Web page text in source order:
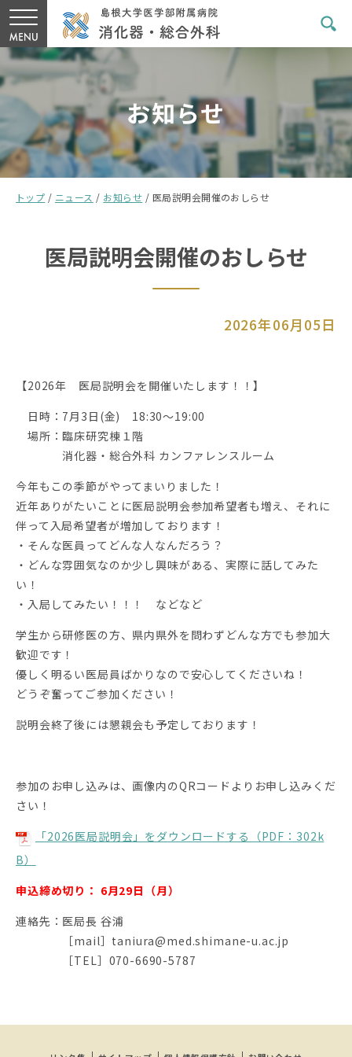
お知らせ
トップ / ニュース / お知らせ / 医局説明会開催のおしらせ
医局説明会開催のおしらせ
2026年06月05日
【2026年 医局説明会を開催いたします！！】
日時：7月3日(金) 18:30～19:00
場所：臨床研究棟１階
消化器・総合外科 カンファレンスルーム
今年もこの季節がやってまいりました！
近年ありがたいことに医局説明会参加希望者も増え、それに
伴って入局希望者が増加しております！
・そんな医員ってどんな人なんだろう？
・どんな雰囲気なのか少し興味がある、実際に話してみた
い！
・入局してみたい！！！ などなど
学生から研修医の方、県内県外を問わずどんな方でも参加大
歓迎です！
優しく明るい医局員ばかりなので安心してくださいね！
どうぞ奮ってご参加ください！
説明会終了後には懇親会も予定しております！
参加のお申し込みは、画像内のQRコードよりお申し込みくだ
さい！
「2026医局説明会」をダウンロードする（PDF：302k
B）
申込締め切り： 6月29日（月）
連絡先：医局長 谷浦
［mail］taniura@med.shimane-u.ac.jp
［TEL］070-6690-5787